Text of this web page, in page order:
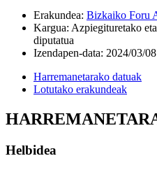
Erakundea: Bizkaiko Foru
Kargua: Azpiegituretako
diputatua
Izendapen-data: 2024/03/08
Harremanetarako datuak
Lotutako erakundeak
Helbidea